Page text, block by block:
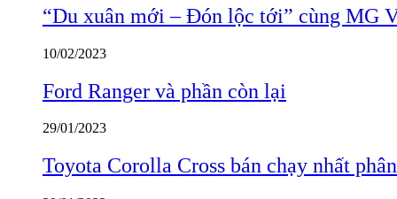
“Du xuân mới – Đón lộc tới” cùng MG
10/02/2023
Ford Ranger và phần còn lại
29/01/2023
Toyota Corolla Cross bán chạy nhất